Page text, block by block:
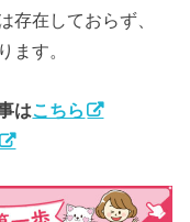
存在しておらず、
ます。
はこちら